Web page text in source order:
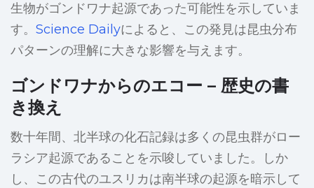
生物がゴンドワナ起源であった可能性を示していま
す。 Science Dailyによると、この発見は昆虫分布
パターンの理解に大きな影響を与えます。
ゴンドワナからのエコー – 歴史の書
き換え
数十年間、北半球の化石記録は多くの昆虫群がロー
ラシア起源であることを示唆していました。しか
し、この古代のユスリカは南半球の起源を暗示して